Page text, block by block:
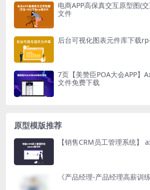
电商APP高保真交互原型图(
文件
后台可视化图表元件库下载
7页【美赞臣POA大会APP】
文件免费下载
原型模版推荐
【销售CRM员工管理系统】
《产品经理-产品经理高薪训